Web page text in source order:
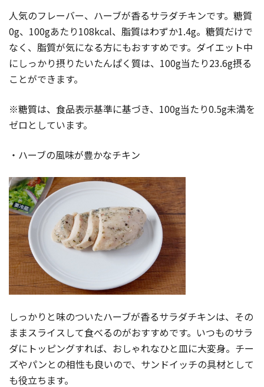
人気のフレーバー、ハーブが香るサラダチキンです。糖質
0g、100gあたり108kcal、脂質はわずか1.4g。糖質だけで
なく、脂質が気になる方にもおすすめです。ダイエット中
にしっかり摂りたいたんぱく質は、100g当たり23.6g摂る
ことができます。
※糖質は、食品表示基準に基づき、100g当たり0.5g未満を
ゼロとしています。
・ハーブの風味が豊かなチキン
しっかりと味のついたハーブが香るサラダチキンは、その
ままスライスして食べるのがおすすめです。いつものサラ
ダにトッピングすれば、おしゃれなひと皿に大変身。チー
ズやパンとの相性も良いので、サンドイッチの具材として
も役立ちます。